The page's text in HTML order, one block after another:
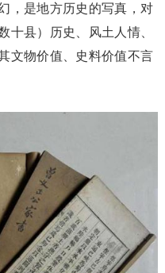
，是地方历史的写真，对
十县）历史、风土人情、
文物价值、史料价值不言